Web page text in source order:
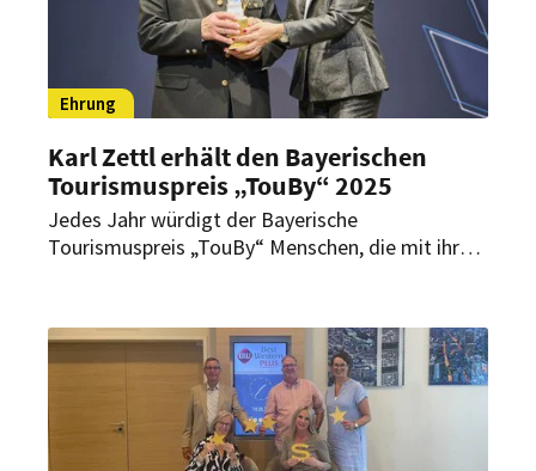
Ehrung
Karl Zettl erhält den Bayerischen
Tourismuspreis „TouBy“ 2025
Jedes Jahr würdigt der Bayerische
Tourismuspreis „TouBy“ Menschen, die mit ihren
Lebenswerk wurde jetzt Karl Zettl vom Hotel
Eisvogel in Bad Gögging mit dem Preis geehrt.